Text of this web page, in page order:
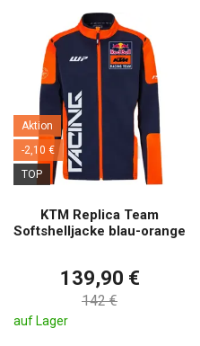
Aktion
-2,10 €
TOP
KTM Replica Team
Softshelljacke blau-orange
139,90 €
142 €
auf Lager